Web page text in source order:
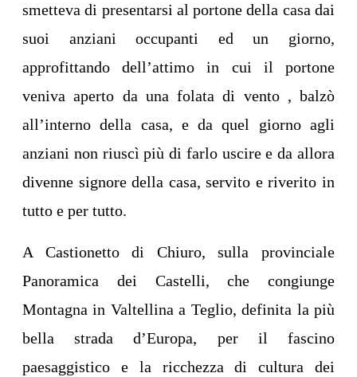
smetteva di presentarsi al portone della casa dai
suoi anziani occupanti ed un giorno,
approfittando dell’attimo in cui il portone
veniva aperto da una folata di vento , balzò
all’interno della casa, e da quel giorno agli
anziani non riuscì più di farlo uscire e da allora
divenne signore della casa, servito e riverito in
tutto e per tutto.
A Castionetto di Chiuro, sulla provinciale
Panoramica dei Castelli, che congiunge
Montagna in Valtellina a Teglio, definita la più
bella strada d’Europa, per il fascino
paesaggistico e la ricchezza di cultura dei